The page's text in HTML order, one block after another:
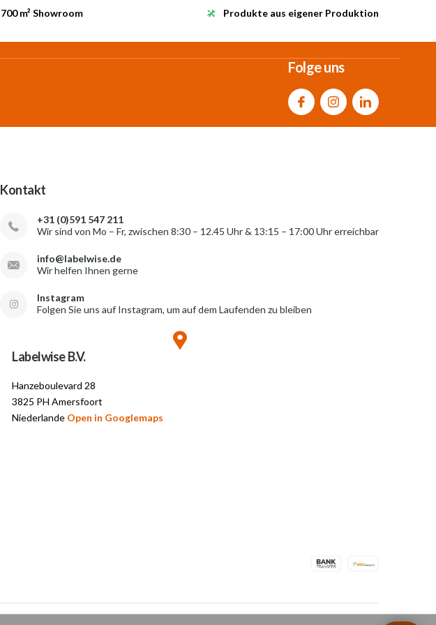
700 m² Showroom Produkte aus eigener Produktion
Folge uns
Kontakt
+31 (0)591 547 211
Wir sind von Mo – Fr, zwischen 8:30 – 12.45 Uhr & 13:15 – 17:00 Uhr erreichbar
info@labelwise.de
Wir helfen Ihnen gerne
Instagram
Folgen Sie uns auf Instagram, um auf dem Laufenden zu bleiben
Labelwise B.V.
Hanzeboulevard 28
3825 PH Amersfoort
Niederlande Open in Googlemaps